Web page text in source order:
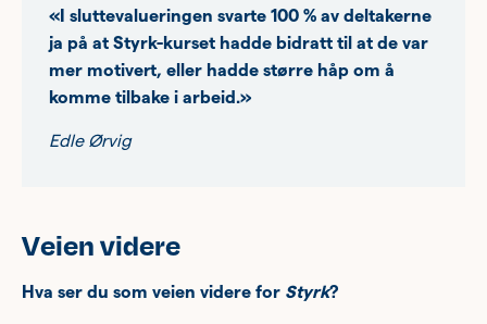
«I sluttevalueringen svarte 100 % av deltakerne
ja på at Styrk-kurset hadde bidratt til at de var
mer motivert, eller hadde større håp om å
komme tilbake i arbeid.»
Edle Ørvig
Veien videre
Hva ser du som veien videre for Styrk?